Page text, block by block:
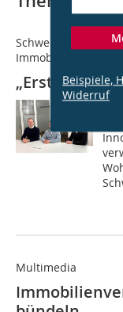
Beispiele,
Widerruf
Schwedische
„Erste
Multimedia